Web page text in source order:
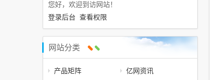
您好，欢迎到访网站！
登录后台 查看权限
网站分类
产品矩阵
亿网资讯